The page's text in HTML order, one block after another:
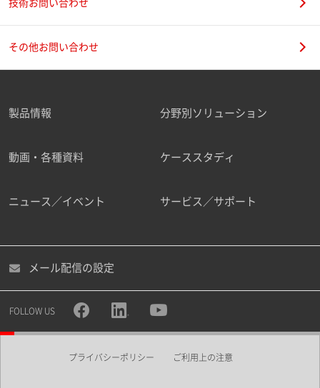
ご勤務先
職種
所属部署
技術お問い合わせ
その他お問い合わせ
製品情報 分野別ソリューション
動画・各種資料 ケーススタディ
ニュース／イベント サービス／サポート
メール配信の設定
FOLLOW US
プライバシーポリシー ご利用上の注意